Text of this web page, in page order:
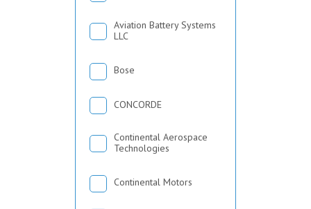
Aviation Battery Systems
LLC
Bose
CONCORDE
Continental Aerospace
Technologies
Continental Motors